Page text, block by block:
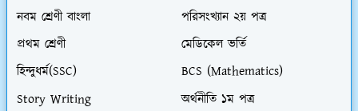
নবম শ্রেণী বাংলা
পরিসংখ্যান ২য় পত্র
প্রথম শ্রেণী
মেডিকেল ভর্তি
হিন্দুধর্ম(SSC)
BCS (Mathematics)
Story Writing
অর্থনীতি ১ম পত্র